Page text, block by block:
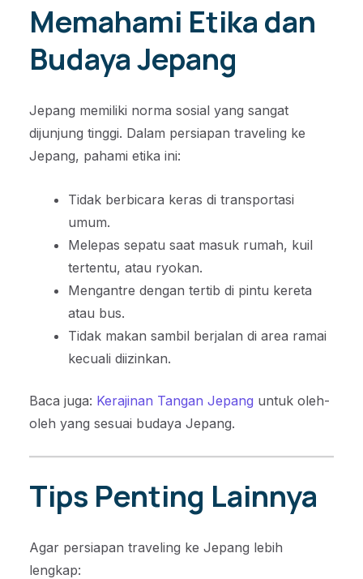
Memahami Etika dan
Budaya Jepang
Jepang memiliki norma sosial yang sangat
dijunjung tinggi. Dalam persiapan traveling ke
Jepang, pahami etika ini:
Tidak berbicara keras di transportasi
umum.
Melepas sepatu saat masuk rumah, kuil
tertentu, atau ryokan.
Mengantre dengan tertib di pintu kereta
atau bus.
Tidak makan sambil berjalan di area ramai
kecuali diizinkan.
Baca juga: Kerajinan Tangan Jepang untuk oleh-
oleh yang sesuai budaya Jepang.
Tips Penting Lainnya
Agar persiapan traveling ke Jepang lebih
lengkap: